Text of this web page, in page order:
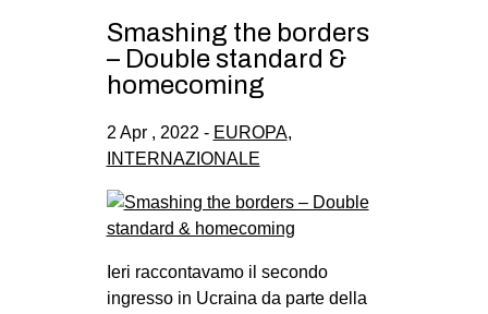
Smashing the borders
– Double standard &
homecoming
2 Apr , 2022 - EUROPA,
INTERNAZIONALE
Ieri raccontavamo il secondo
ingresso in Ucraina da parte della